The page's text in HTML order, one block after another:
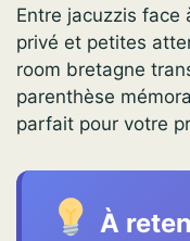
Entre jacuzzis face
privé et petites
room bretagne
parenthèse
parfait pour votre
À